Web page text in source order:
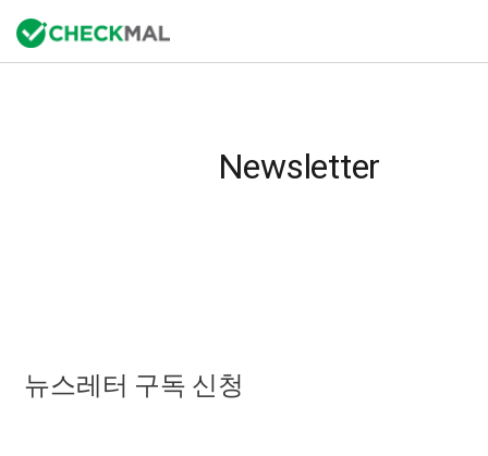
Newsletter
뉴스레터 구독 신청